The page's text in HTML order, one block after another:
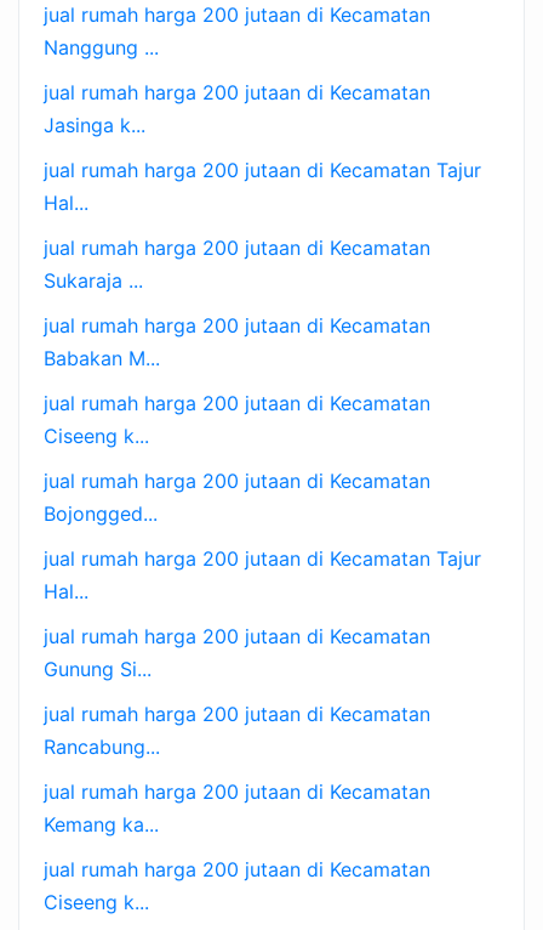
jual rumah harga 200 jutaan di Kecamatan
Nanggung ...
jual rumah harga 200 jutaan di Kecamatan
Jasinga k...
jual rumah harga 200 jutaan di Kecamatan Tajur
Hal...
jual rumah harga 200 jutaan di Kecamatan
Sukaraja ...
jual rumah harga 200 jutaan di Kecamatan
Babakan M...
jual rumah harga 200 jutaan di Kecamatan
Ciseeng k...
jual rumah harga 200 jutaan di Kecamatan
Bojongged...
jual rumah harga 200 jutaan di Kecamatan Tajur
Hal...
jual rumah harga 200 jutaan di Kecamatan
Gunung Si...
jual rumah harga 200 jutaan di Kecamatan
Rancabung...
jual rumah harga 200 jutaan di Kecamatan
Kemang ka...
jual rumah harga 200 jutaan di Kecamatan
Ciseeng k...